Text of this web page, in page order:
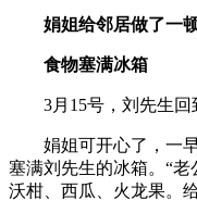
娟姐给邻居做了一
食物塞满冰箱
3月15号，刘先生回
娟姐可开心了，一早
塞满刘先生的冰箱。“老
沃柑、西瓜、火龙果。